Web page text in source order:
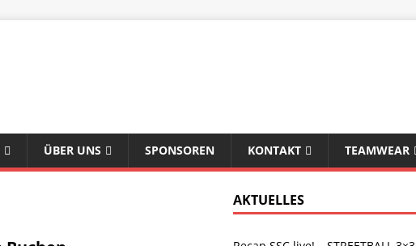
ÜBER UNS SPONSOREN KONTAKT TEAMWEAR
AKTUELLES